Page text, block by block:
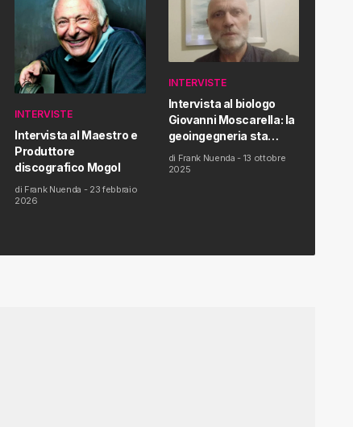
INTERVISTE
Intervista al Maestro e
Produttore
discografico Mogol
di Frank Nuenda - 23 febbraio
2026
INTERVISTE
Intervista al biologo
Giovanni Moscarella: la
geoingegneria sta
modificando il clima e la
salute dell’uomo
di Frank Nuenda - 13 ottobre
2025